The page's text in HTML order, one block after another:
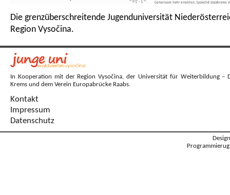
Die grenzüberschreitende Jugenduniversität
Region Vysočina.
In Kooperation mit der Region Vysočina, der Universität für Weiterbildung –
Krems und dem Verein Europabrücke Raabs.
Kontakt
Impressum
Datenschutz